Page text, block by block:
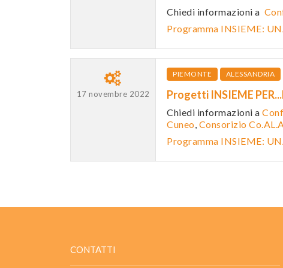
Chiedi informazioni a
Programma INSIEME:
17 novembre 2022
PIEMONTE ALESSANDRIA
Progetti INSIEME
Chiedi informazioni a
Cuneo, Consorizio
Programma INSIEME:
CONTATTI